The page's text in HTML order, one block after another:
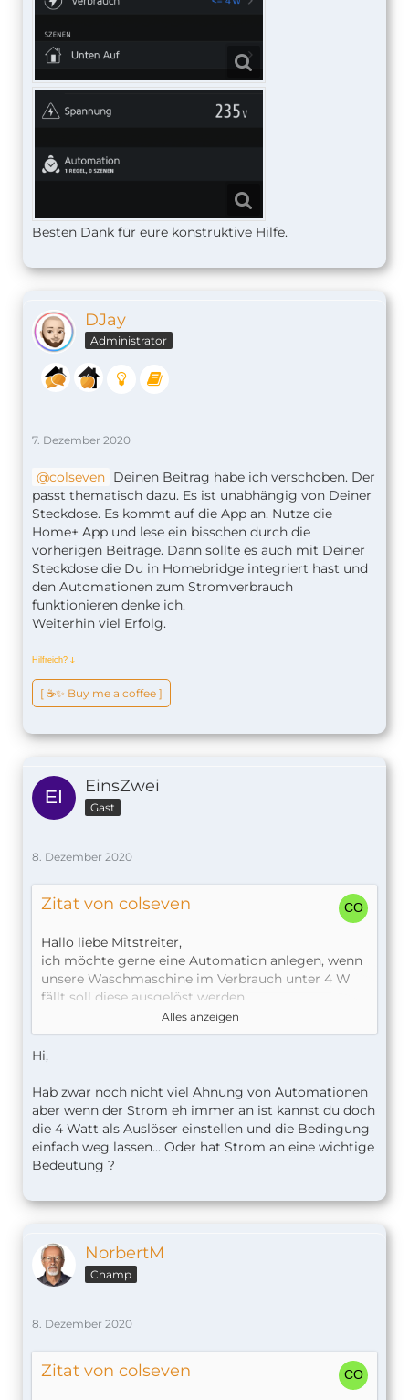
Besten Dank für eure konstruktive Hilfe.
DJay
Administrator
7. Dezember 2020
colseven Deinen Beitrag habe ich verschoben. Der
passt thematisch dazu. Es ist unabhängig von Deiner
Steckdose. Es kommt auf die App an. Nutze die
Home+ App und lese ein bisschen durch die
vorherigen Beiträge. Dann sollte es auch mit Deiner
Steckdose die Du in Homebridge integriert hast und
den Automationen zum Stromverbrauch
funktionieren denke ich.
Weiterhin viel Erfolg.
Hilfreich? ↆ
[ ☕️✨ Buy me a coffee ]
EinsZwei
Gast
8. Dezember 2020
Zitat von colseven
Hallo liebe Mitstreiter,
ich möchte gerne eine Automation anlegen, wenn
unsere Waschmaschine im Verbrauch unter 4 W
fällt soll diese ausgelöst werden.
Verwendet wir eine EP2 von Gosund und die
Automation habe ich mit EVE erstellt.
(Strom EIN) und die Bedingung (Verbrauch unter
4W) quasi Zeitgleich ablaufen
Ich will jedoch
die Steckdose immer an haben und jedes mal
wenn der Verbrauch unter 4 Watt geht soll die
Automation ausgelöst werden. Stehe irgendwie
Alles anzeigen
Hi,
Hab zwar noch nicht viel Ahnung von Automationen
aber wenn der Strom eh immer an ist kannst du doch
die 4 Watt als Auslöser einstellen und die Bedingung
einfach weg lassen... Oder hat Strom an eine wichtige
Bedeutung ?
NorbertM
Champ
8. Dezember 2020
Zitat von colseven